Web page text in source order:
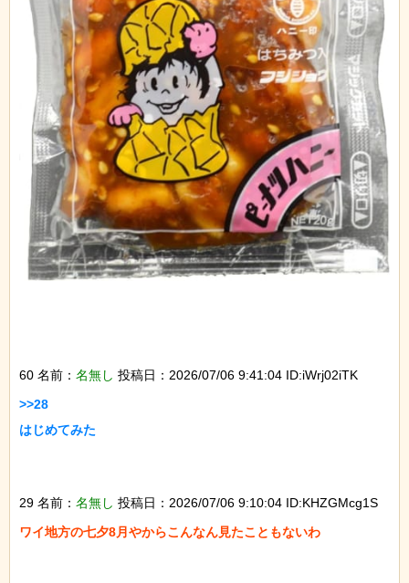
60 名前： 名無し 投稿日：2026/07/06 9:41:04 ID:iWrj02iTK
>>28
はじめてみた
29 名前： 名無し 投稿日：2026/07/06 9:10:04 ID:KHZGMcg1S
ワイ地方の七夕8月やからこんなん見たこともないわ